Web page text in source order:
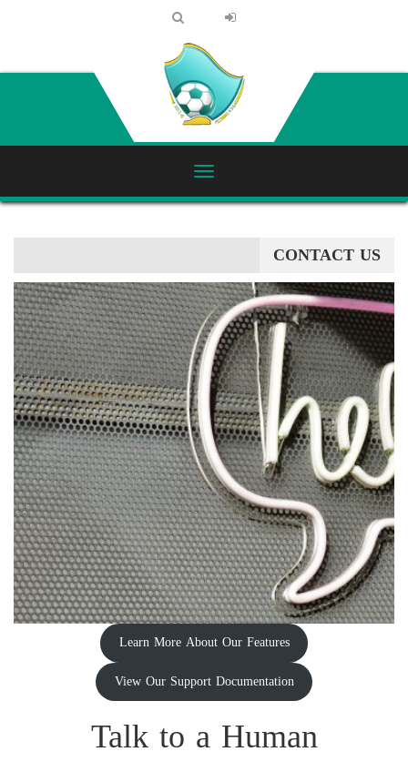
CONTACT US
Learn More About Our Features
View Our Support Documentation
Talk to a Human